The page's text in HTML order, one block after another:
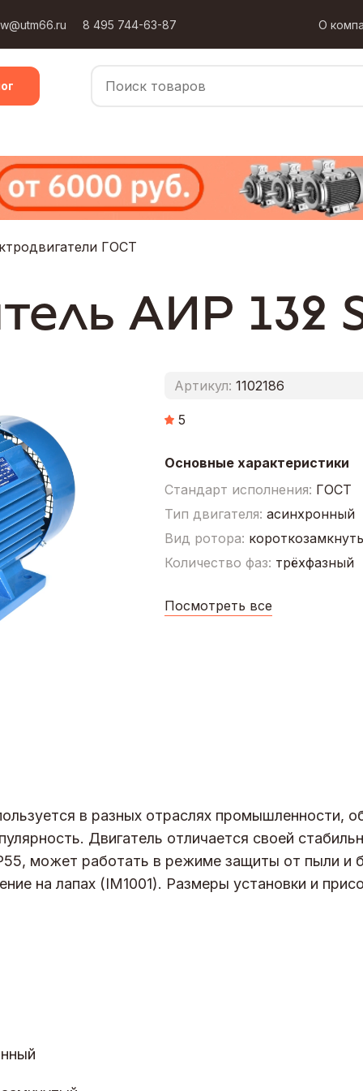
8 495 744-63-87 О
ГОСТ
АИР 132
Артикул: 1102186
5
Основные характеристики
Стандарт исполнения: ГОСТ
Тип двигателя: асинхронный
Вид ротора:
Количество фаз: трёхфазный
Посмотреть все
в разных отраслях промышленности,
Двигатель отличается своей
может работать в режиме защиты от пыли и
на лапах (IM1001). Размеры установки и